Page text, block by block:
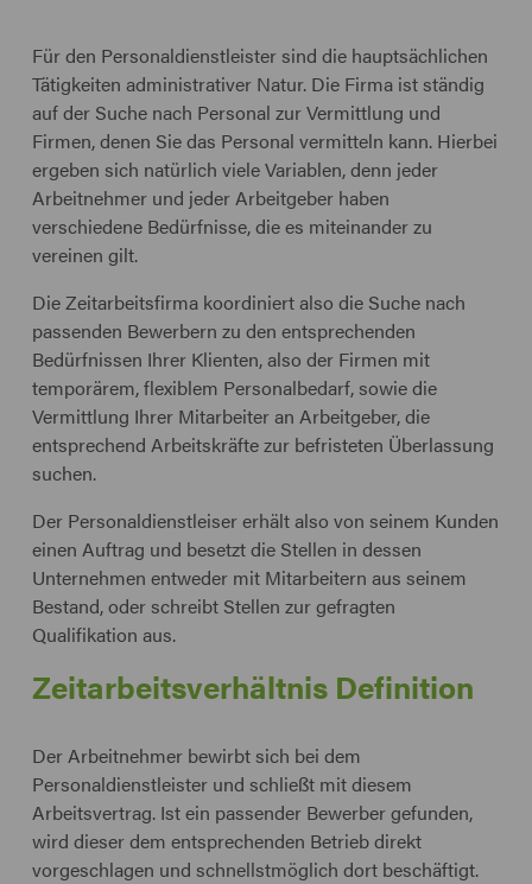
Für den Personaldienstleister sind die hauptsächlichen
Tätigkeiten administrativer Natur. Die Firma ist ständig
auf der Suche nach Personal zur Vermittlung und
Firmen, denen Sie das Personal vermitteln kann. Hierbei
ergeben sich natürlich viele Variablen, denn jeder
Arbeitnehmer und jeder Arbeitgeber haben
verschiedene Bedürfnisse, die es miteinander zu
vereinen gilt.
Die Zeitarbeitsfirma koordiniert also die Suche nach
passenden Bewerbern zu den entsprechenden
Bedürfnissen Ihrer Klienten, also der Firmen mit
temporärem, flexiblem Personalbedarf, sowie die
Vermittlung Ihrer Mitarbeiter an Arbeitgeber, die
entsprechend Arbeitskräfte zur befristeten Überlassung
suchen.
Der Personaldienstleiser erhält also von seinem Kunden
einen Auftrag und besetzt die Stellen in dessen
Unternehmen entweder mit Mitarbeitern aus seinem
Bestand, oder schreibt Stellen zur gefragten
Qualifikation aus.
Zeitarbeitsverhältnis Definition
Der Arbeitnehmer bewirbt sich bei dem
Personaldienstleister und schließt mit diesem
Arbeitsvertrag. Ist ein passender Bewerber gefunden,
wird dieser dem entsprechenden Betrieb direkt
vorgeschlagen und schnellstmöglich dort beschäftigt.